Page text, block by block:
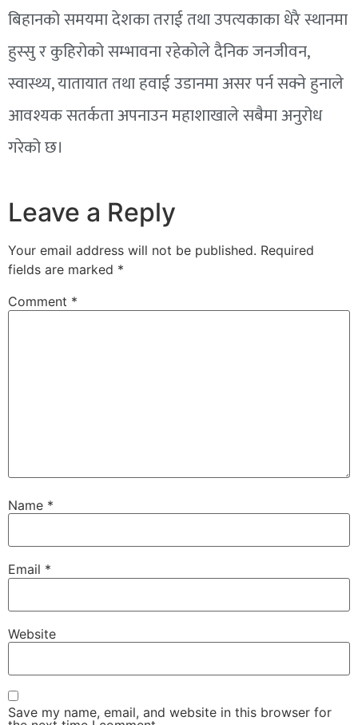
बिहानको समयमा देशका तराई तथा उपत्यकाका धेरै स्थानमा
हुस्सु र कुहिरोको सम्भावना रहेकोले दैनिक जनजीवन,
स्वास्थ्य, यातायात तथा हवाई उडानमा असर पर्न सक्ने हुनाले
आवश्यक सतर्कता अपनाउन महाशाखाले सबैमा अनुरोध
गरेको छ।
Leave a Reply
Your email address will not be published. Required
fields are marked *
Comment *
Name *
Email *
Website
Save my name, email, and website in this browser for